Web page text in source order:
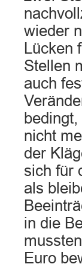
wieder
Lücken
Stellen
auch
nicht
der
sich für
als
in die
Euro